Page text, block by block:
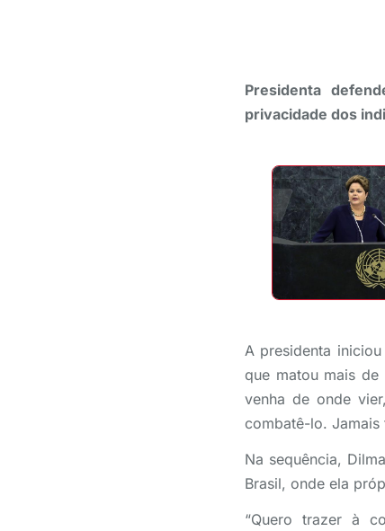
Presidenta
privacidade dos
A presidenta
que matou mais de
venha de onde
combatê-lo. Jamais
Na sequência,
Brasil, onde ela
“Quero trazer à